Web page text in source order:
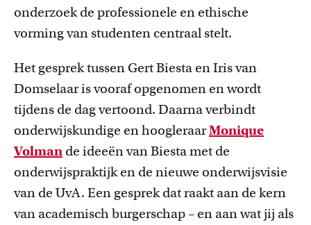
onderzoek de professionele en ethische
vorming van studenten centraal stelt.
Het gesprek tussen Gert Biesta en Iris van
Domselaar is vooraf opgenomen en wordt
tijdens de dag vertoond. Daarna verbindt
onderwijskundige en hoogleraarMonique
Volman de ideeën van Biesta met de
onderwijspraktijk en de nieuwe onderwijsvisie
van de UvA. Een gesprek dat raakt aan de kern
van academisch burgerschap – en aan wat jij als